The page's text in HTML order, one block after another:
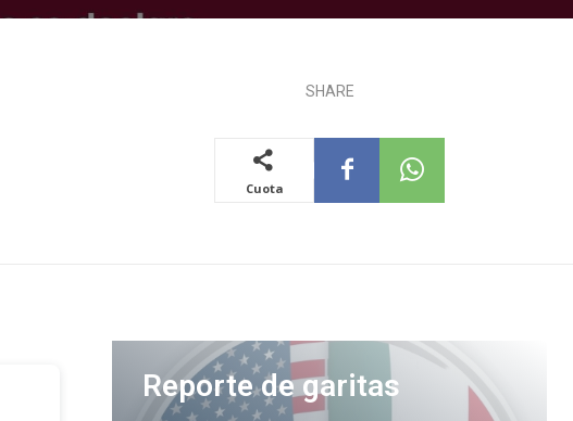
SHARE
Cuota
Reporte de garitas